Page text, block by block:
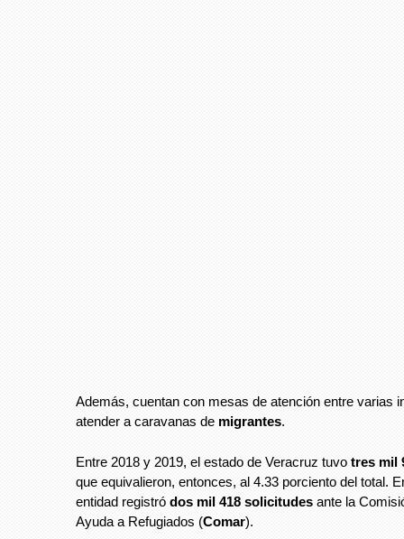
Además, cuentan con mesas de atención entre varias
atender a caravanas de migrantes.
Entre 2018 y 2019, el estado de Veracruz tuvo tres mil
que equivalieron, entonces, al 4.33 porciento del total.
entidad registró dos mil 418 solicitudes ante la
Ayuda a Refugiados (Comar).